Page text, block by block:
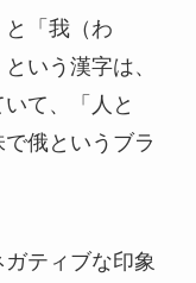
「我（わ
いう漢字は、
て、「人と
俄というブラ
ティブな印象